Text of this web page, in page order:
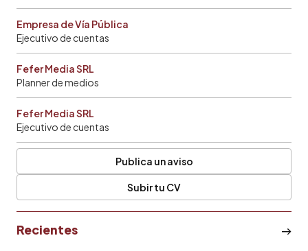
Empresa de Vía Pública
Ejecutivo de cuentas
Fefer Media SRL
Planner de medios
Fefer Media SRL
Ejecutivo de cuentas
Publica un aviso
Subir tu CV
Recientes